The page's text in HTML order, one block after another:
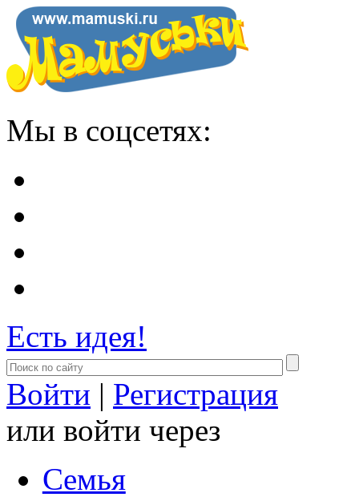
Мы в соцсетях:
Есть идея!
Войти | Регистрация
или войти через
Семья